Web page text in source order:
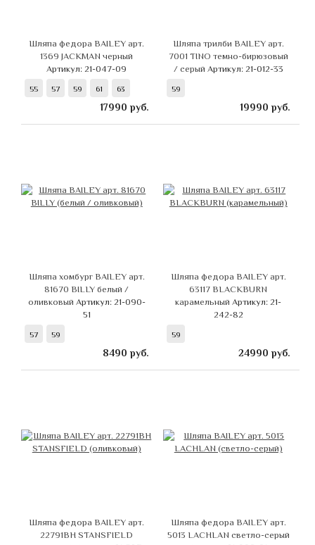
Шляпа федора BAILEY арт.
1369 JACKMAN черный
Артикул: 21-047-09
55 57 59 61 63
17990 руб.
Шляпа трилби BAILEY арт.
7001 TINO темно-бирюзовый
/ серый Артикул: 21-012-33
59
19990 руб.
Шляпа хомбург BAILEY арт.
81670 BILLY белый /
оливковый Артикул: 21-090-
51
57 59
8490 руб.
Шляпа федора BAILEY арт.
63117 BLACKBURN
карамельныйАртикул: 21-
242-82
59
24990 руб.
Шляпа федора BAILEY арт.
22791BH STANSFIELD
Шляпа федора BAILEY арт.
5013 LACHLAN светло-серый